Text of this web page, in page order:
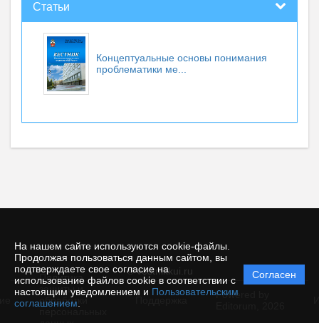
На нашем сайте используются cookie-файлы.
Продолжая пользоваться данным сайтом, вы
подтверждаете свое согласие на
использование файлов cookie в соответствии с
настоящим уведомлением и Пользовательским
соглашением
Согласен
Статьи
Концептуальные основы понимания
проблематики ме...
© vestnikkui.ru
Политика
защиты и
обработки
Powered by